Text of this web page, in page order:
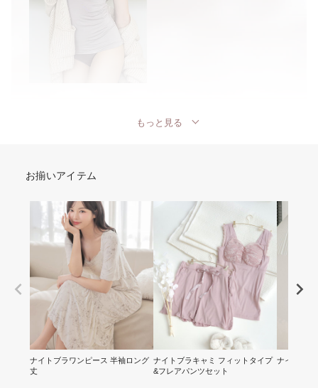
もっと見る
お揃いアイテム
ナイトブラワンピース 半袖ロング
丈
ナイトブラキャミ フィットタイプ
&フレアパンツセット
ナイトブラ